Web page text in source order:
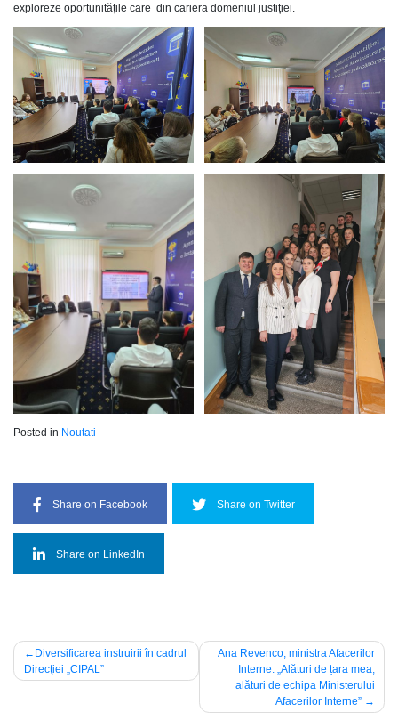
exploreze oportunitățile care din cariera domeniul justiției.
Posted in Noutati
Share on Facebook Share on Twitter
Share on LinkedIn
Navigare
în
Diversificarea instruirii în cadrul
Direcţiei „CIPAL”
Ana Revenco, ministra Afacerilor
Interne: „Alături de țara mea,
alături de echipa Ministerului
Afacerilor Interne”